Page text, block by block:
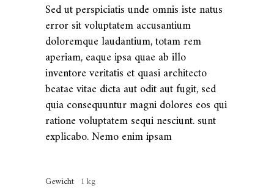
Sed ut perspiciatis unde omnis iste natus
error sit voluptatem accusantium
doloremque laudantium, totam rem
aperiam, eaque ipsa quae ab illo
inventore veritatis et quasi architecto
beatae vitae dicta aut odit aut fugit, sed
quia consequuntur magni dolores eos qui
ratione voluptatem sequi nesciunt. sunt
explicabo. Nemo enim ipsam
Gewicht 1 kg